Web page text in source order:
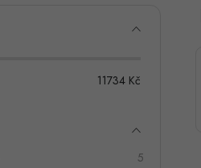
11734 Kč
5